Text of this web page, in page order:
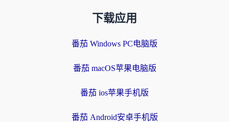
下载应用
番茄 Windows PC电脑版
番茄 macOS苹果电脑版
番茄 ios苹果手机版
番茄 Android安卓手机版